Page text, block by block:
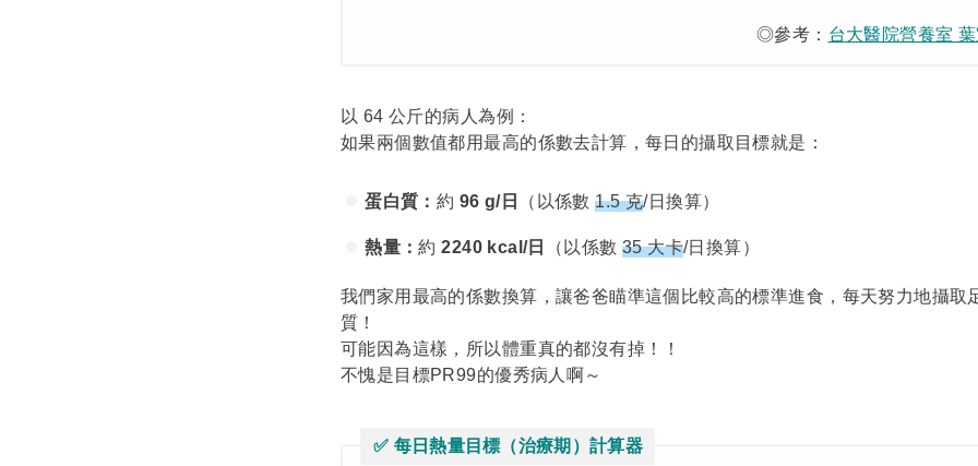
◎參考： 台大醫院營養室
以 64 公斤的病人為例：
如果兩個數值都用最高的係數去計算，每日的攝取目標就是：
蛋白質： 約 96 g/日 （以係數1.5 克/日換算）
熱量：約2240 kcal/日 （以係數 35 大卡/日換算）
我們家用最高的係數換算，讓爸爸瞄準這個比較高的標準進食，每天努力地攝取
質！
可能因為這樣，所以體重真的都沒有掉！！
不愧是目標PR99的優秀病人啊～
✅ 每日熱量目標 （治療期）計算器